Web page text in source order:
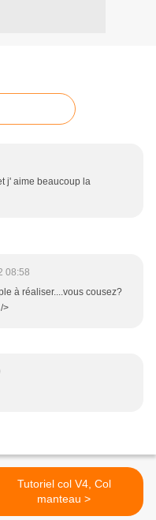
j' aime beaucoup la
08:58
à réaliser....vous cousez?
>
Tutoriel col V4, Col
manteau >